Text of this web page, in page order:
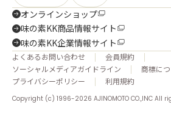
オンラインショップ
味の素KK商品情報サイト
味の素KK企業情報サイト
よくあるお問い合わせ
会員規約
ソーシャルメディアガイドライン
商標に
プライバシーポリシー
利用規約
Copyright (c) 1996-2026 AJINOMOTO CO.,INC All